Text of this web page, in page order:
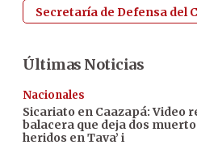
Secretaría de Defensa del
Últimas Noticias
Nacionales
Sicariato en Caazapá: Video
balacera que deja dos
heridos en Tava’ i